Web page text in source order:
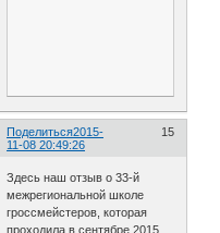
Поделиться 15
2015-
11-08 20:49:26
Здесь наш отзыв о 33-й
межрегиональной школе
гроссмейстеров, которая
проходила в сентябре 2015